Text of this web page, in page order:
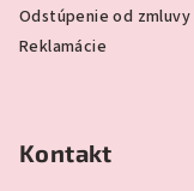
Odstúpenie od zmluvy
Reklamácie
Kontakt